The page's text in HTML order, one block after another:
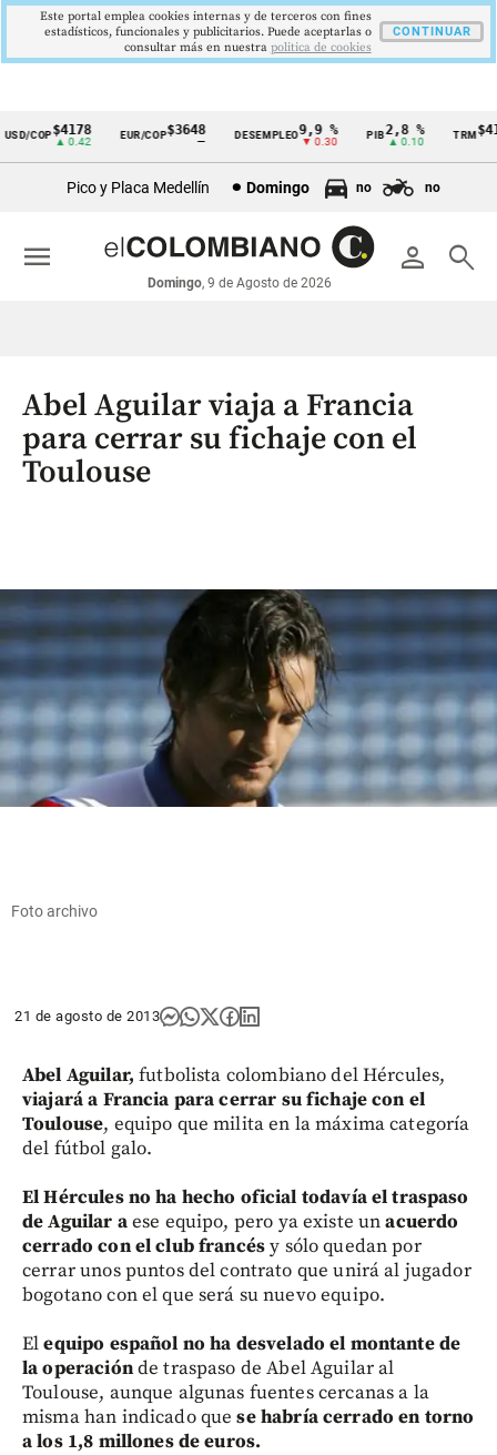
Cintillo
económicos
Colombia
COP$4178
▲ 0.42
EUR/COP$3648 DESEMPLEO9,9 %
▼ 0.30
2,8 %
▲ 0.10
TRM
Pico y Placa Medellín Domingo no no
person search
Domingo, 9 de Agosto de 2026
menu
Abel Aguilar viaja a Francia
para cerrar su fichaje con el
Toulouse
Foto archivo
21 de agosto de 2013
Abel Aguilar, futbolista colombiano del Hércules,
viajará a Francia para cerrar su fichaje con el
Toulouse, equipo que milita en la máxima categoría
del fútbol galo.
El Hércules no ha hecho oficial todavía el traspaso
de Aguilar aese equipo, pero ya existe unacuerdo
cerrado con el club francésy sólo quedan por
cerrar unos puntos del contrato que unirá al jugador
bogotano con el que será su nuevo equipo.
Elequipo español no ha desvelado el montante de
la operaciónde traspaso de Abel Aguilar al
Toulouse, aunque algunas fuentes cercanas a la
misma han indicado quese habría cerrado en torno
a los 1,8 millones de euros.
Este portal emplea cookies internas y de terceros con fines
estadísticos, funcionales y publicitarios. Puede aceptarlas o
consultar más en nuestra politica de cookies
CONTINUAR